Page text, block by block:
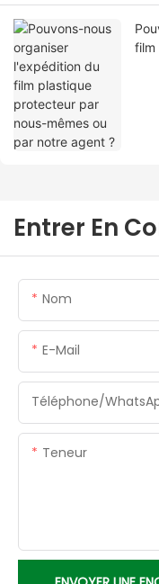
film
Entrer En
Nom
E-Mail
Téléphone/
Teneur